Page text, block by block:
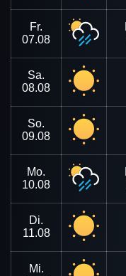
Fr.
07.08
Sa.
08.08
So.
09.08
Mo.
10.08
Di.
11.08
Mi.